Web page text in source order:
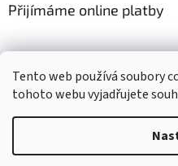
Tento web používá soubory
tohoto webu vyjadřujete
Přijímáme online platby